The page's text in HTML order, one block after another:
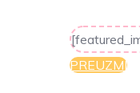
PREUZMI